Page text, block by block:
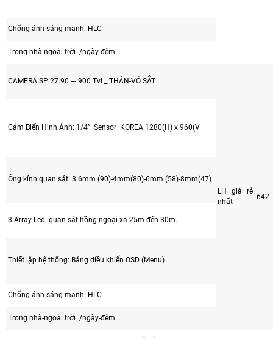
Chống ánh sáng mạnh: HLC
Trong nhà-ngoài trời /ngày-đêm
CAMERA SP 27.90 --- 900 Tvl _ THÂN-VỎ SẮT
LH giá rẻ
nhất
642
Cảm Biến Hình Ảnh: 1/4” Sensor KOREA 1280(H) x 960(V
Ống kính quan sát: 3.6mm (90)-4mm(80)-6mm (58)-8mm(47)
3 Array Led- quan sát hồng ngoại xa 25m đến 30m.
Thiết lập hệ thống: Bảng điều khiển OSD (Menu)
Chống ánh sáng mạnh: HLC
Trong nhà-ngoài trời /ngày-đêm